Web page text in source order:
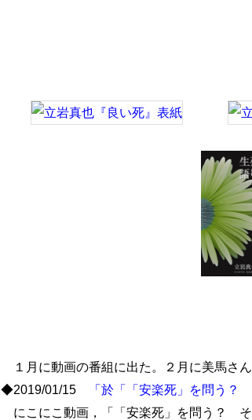
１月に動画の番組に出た。２月に美馬さん
◆2019/01/15
「於「「安楽死」を問う？
にこにこ動画，「「安楽死」を問う？ そ